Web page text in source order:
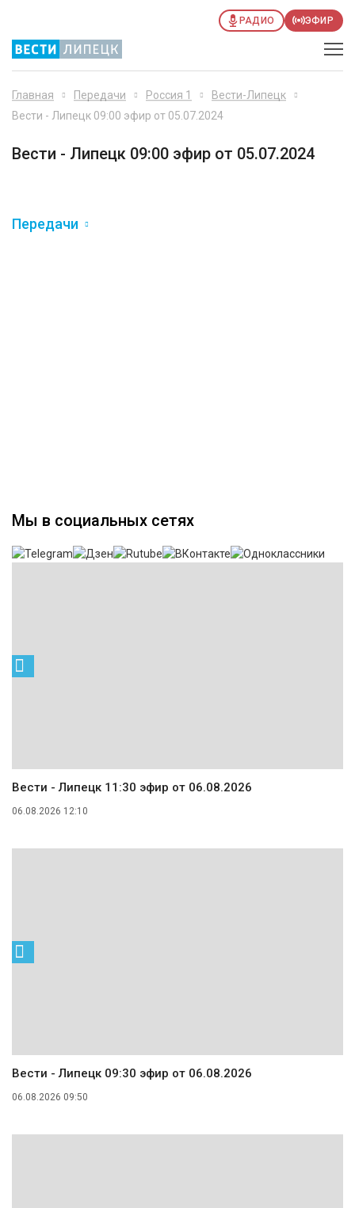
РАДИО ЭФИР
Главная Передачи Россия 1
Вести-Липецк
Вести - Липецк 09:00 эфир от 05.07.2024
Вести - Липецк 09:00 эфир от 05.07.2024
Передачи
Мы в социальных сетях
Вести - Липецк 11:30 эфир от 06.08.2026
06.08.2026 12:10
Вести - Липецк 09:30 эфир от 06.08.2026
06.08.2026 09:50